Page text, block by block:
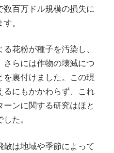
百万ドル規模の損失に
。
花粉が種子を汚染し、
らには作物の壊滅につ
裏付けました。この現
にもかかわらず、これ
ンに関する研究はほと
た。
は地域や季節によって